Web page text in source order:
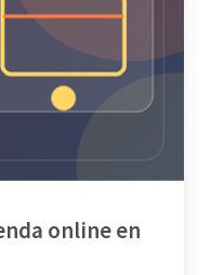
online en